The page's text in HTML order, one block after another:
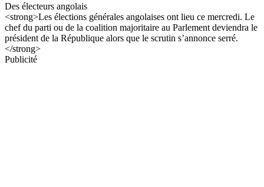
Des électeurs angolais
<strong>Les élections générales angolaises ont lieu ce mercredi. Le
chef du parti ou de la coalition majoritaire au Parlement deviendra le
président de la République alors que le scrutin s’annonce serré.
</strong>
Publicité